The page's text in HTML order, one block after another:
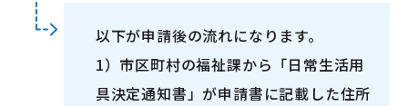
以下が申請後の流れになります。
1）市区町村の福祉課から「日常生活用
具決定通知書」が申請書に記載した住所